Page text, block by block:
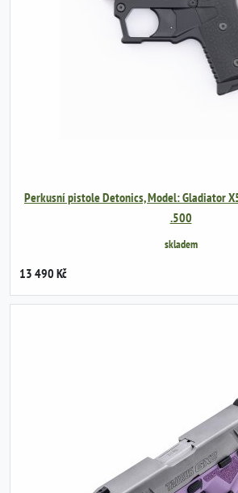
Perkusní pistole Detonics, Model: Gladiator
.500
skladem
13 490 Kč